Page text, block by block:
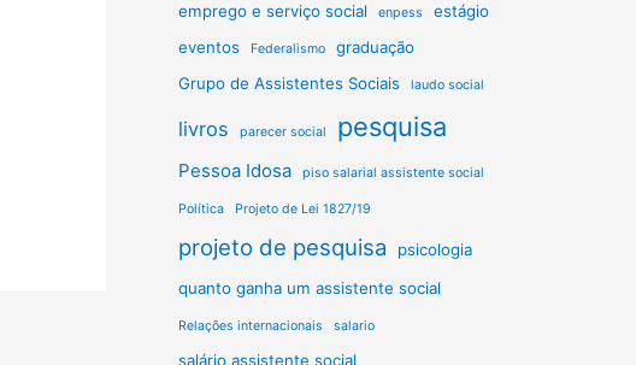
emprego e serviço social enpess
estágio
eventos
Federalismo
graduação
Grupo de Assistentes Sociais
laudo social
livros parecer social pesquisa
Pessoa Idosa piso salarial assistente social
Política Projeto de Lei 1827/19
projeto de pesquisa
psicologia
quanto ganha um assistente social
Relações internacionais salario
salário assistente social